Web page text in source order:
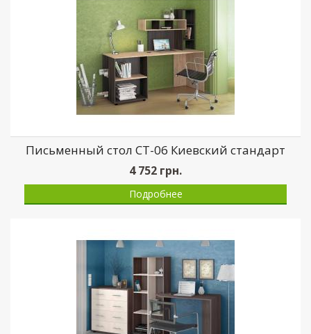
Письменный стол СТ-06 Киевский стандарт
4 752 грн.
Подробнее